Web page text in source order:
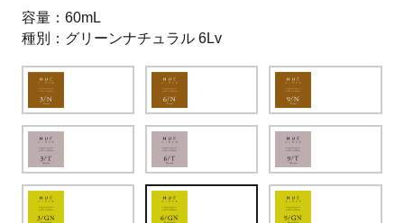
容量
60mL
種別
グリーンナチュラル 6Lv